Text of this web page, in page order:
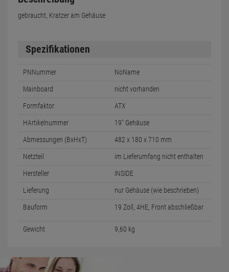
gebraucht, Kratzer am Gehäuse
Spezifikationen
PNNummer NoName
Mainboard nicht vorhanden
Formfaktor ATX
HArtikelnummer 19" Gehäuse
Abmessungen (BxHxT) 482 x 180 x 710 mm
Netzteil im Lieferumfang nicht enthalten
Hersteller INSIDE
Lieferung nur Gehäuse (wie beschrieben)
Bauform 19 Zoll, 4HE, Front abschließbar
Gewicht 9,60 kg